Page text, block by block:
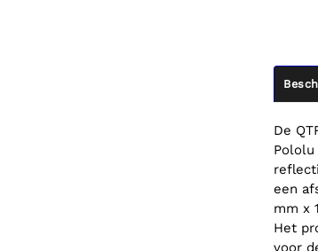
De
een
mm x
Het
voor